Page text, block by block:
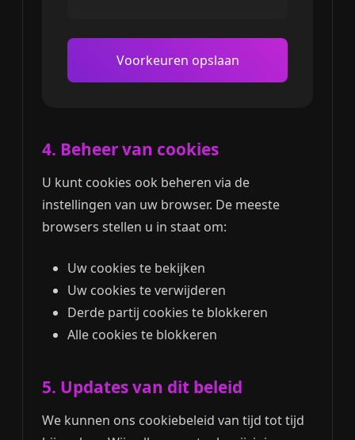
Voorkeuren opslaan
4. Beheer van cookies
U kunt cookies ook beheren via de
instellingen van uw browser. De meeste
browsers stellen u in staat om:
Uw cookies te bekijken
Uw cookies te verwijderen
Derde partij cookies te blokkeren
Alle cookies te blokkeren
5. Updates van dit beleid
We kunnen ons cookiebeleid van tijd tot tijd